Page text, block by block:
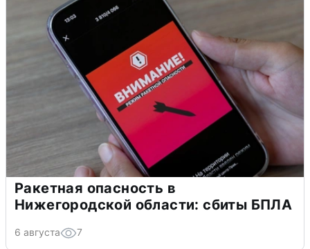
Ракетная опасность в
Нижегородской области: сбиты БПЛА
6 августа 7